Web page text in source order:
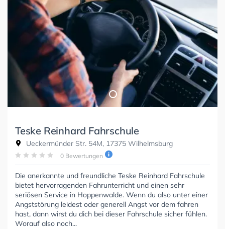
Teske Reinhard Fahrschule
Ueckermünder Str. 54M, 17375 Wilhelmsburg
0 Bewertungen
Die anerkannte und freundliche Teske Reinhard Fahrschule
bietet hervorragenden Fahrunterricht und einen sehr
seriösen Service in Hoppenwalde. Wenn du also unter einer
Angststörung leidest oder generell Angst vor dem fahren
hast, dann wirst du dich bei dieser Fahrschule sicher fühlen.
Worauf also noch...